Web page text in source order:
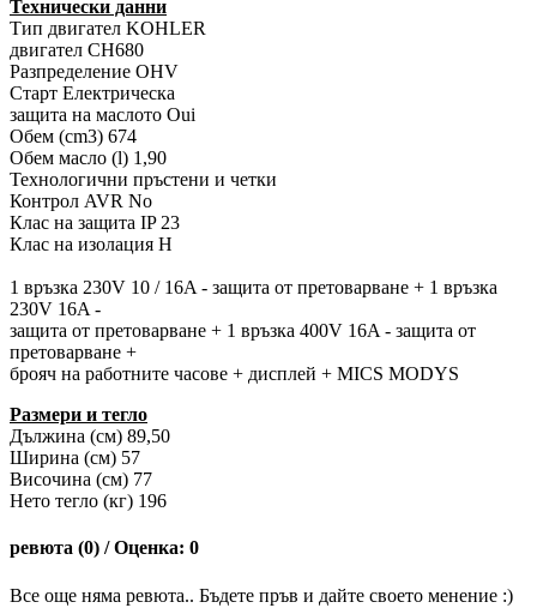
Технически данни
Тип двигател KOHLER
двигател CH680
Разпределение OHV
Старт Електрическа
защита на маслото Oui
Обем (cm3) 674
Обем масло (l) 1,90
Технологични пръстени и четки
Контрол AVR No
Клас на защита IP 23
Клас на изолация H
1 връзка 230V 10 / 16A - защита от претоварване + 1 връзка
230V 16A -
защита от претоварване + 1 връзка 400V 16A - защита от
претоварване +
брояч на работните часове + дисплей + MICS MODYS
Размери и тегло
Дължина (см) 89,50
Ширина (см) 57
Височина (см) 77
Нето тегло (кг) 196
ревюта (0) / Оценка: 0
Все още няма ревюта.. Бъдете пръв и дайте своето менение :)